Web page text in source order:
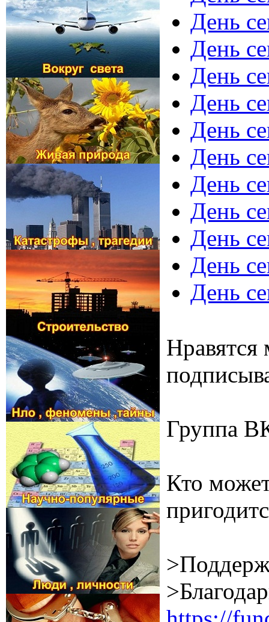
День
День
День
День
День
День
День
День
День
День
День
Группа
Кто